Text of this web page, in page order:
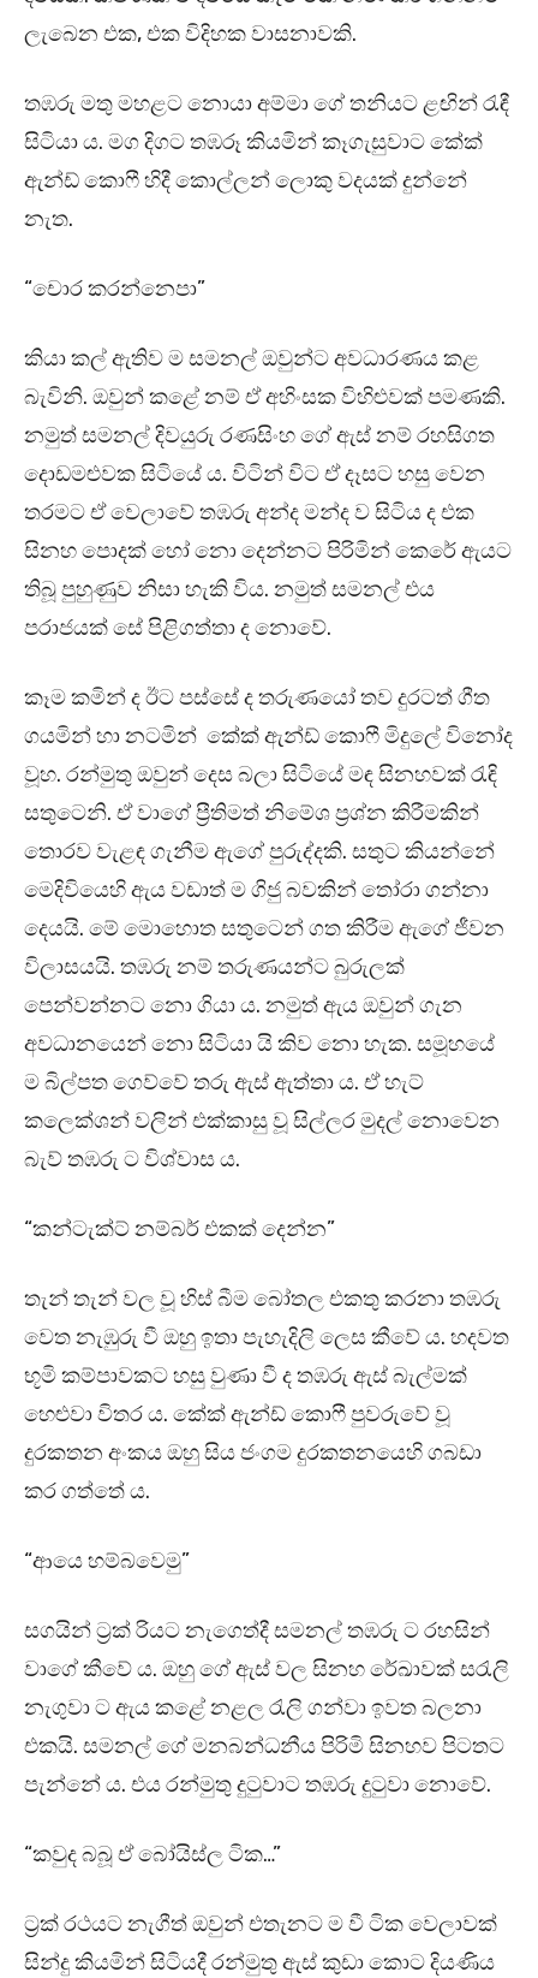
ලැබෙන එක, එක විදිහක වාසනාවකි.
තඹරු මතු මහළට නොයා අම්මා ගේ තනියට ළඟින් රැඳී
සිටියා ය. මග දිගට තඹරූ කියමින් කෑගැසුවාට කේක්
ඇන්ඩ් කොෆී හිදී කොල්ලන් ලොකු වදයක් දුන්නේ
නැත.
“චොර කරන්නෙපා”
කියා කල් ඇතිව ම සමනල් ඔවුන්ට අවධාරණය කළ
බැවිනි. ඔවුන් කළේ නම් ඒ අහිංසක විහිළුවක් පමණකි.
නමුත් සමනල් දිවයුරු රණසිංහ ගේ ඇස් නම් රහසිගත
දොඩමළුවක සිටියේ ය. විටින් විට ඒ දෑසට හසු වෙන
තරමට ඒ වෙලාවේ තඹරු අන්ද මන්ද ව සිටිය ද එක
සිනහ පොදක් හෝ නො දෙන්නට පිරිමින් කෙරේ ඇයට
තිබූ පුහුණුව නිසා හැකි විය. නමුත් සමනල් එය
පරාජයක් සේ පිළිගත්තා ද නොවේ.
කෑම කමින් ද ඊට පස්සේ ද තරුණයෝ තව දුරටත් ගීත
ගයමින් හා නටමින් කේක් ඇන්ඩ් කොෆී මිදුලේ විනෝද
වූහ. රන්මුතු ඔවුන් දෙස බලා සිටියේ මඳ සිනහවක් රැඳි
සතුටෙනි. ඒ වාගේ ප්‍රීතිමත් නිමේශ ප්‍රශ්න කිරීමකින්
තොරව වැළඳ ගැනීම ඇගේ පුරුද්දකි. සතුට කියන්නේ
මෙදිවියෙහි ඇය වඩාත් ම ගිජු බවකින් තෝරා ගන්නා
දෙයයි. මේ මොහොත සතුටෙන් ගත කිරීම ඇගේ ජීවන
විලාසයයි. තඹරු නම් තරුණයන්ට බුරුලක්
පෙන්වන්නට නො ගියා ය. නමුත් ඇය ඔවුන් ගැන
අවධානයෙන් නො සිටියා යි කිව නො හැක. සමූහයේ
ම බිල්පත ගෙව්වේ තරු ඇස් ඇත්තා ය. ඒ හැට්
කලෙක්ශන් වලින් එක්කාසු වූ සිල්ලර මුදල් නොවෙන
බැව් තඹරු ට විශ්වාස ය.
“කන්ටැක්ට් නම්බර් එකක් දෙන්න”
තැන් තැන් වල වූ හිස් බීම බෝතල එකතු කරනා තඹරු
වෙත නැඹුරු වී ඔහු ඉතා පැහැදිලි ලෙස කීවේ ය. හදවත
භූමි කම්පාවකට හසු වුණා වී ද තඹරු ඇස් බැල්මක්
හෙළුවා විතර ය. කේක් ඇන්ඩ් කොෆී පුවරුවේ වූ
දුරකතන අංකය ඔහු සිය ජංගම දුරකතනයෙහි ගබඩා
කර ගත්තේ ය.
“ආයෙ හම්බවෙමු”
සගයින් ට්‍රක් රියට නැගෙත්දී සමනල් තඹරු ට රහසින්
වාගේ කීවේ ය. ඔහු ගේ ඇස් වල සිනහ රේඛාවක් සරැලි
නැගුවා ට ඇය කළේ නළල රැලි ගන්වා ඉවත බලනා
එකයි. සමනල් ගේ මනබන්ධනීය පිරිමි සිනහව පිටතට
පැන්නේ ය. එය රන්මුතු දුටුවාට තඹරු දුටුවා නොවේ.
“කවුද බබූ ඒ බෝයිස්ල ටික…”
ට්‍රක් රථයට නැගීත් ඔවුන් එතැනට ම වී ටික වෙලාවක්
සින්දු කියමින් සිටියදී රන්මුතු ඇස් කුඩා කොට දියණිය